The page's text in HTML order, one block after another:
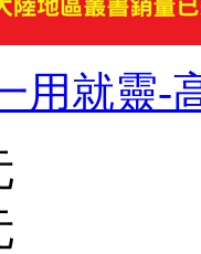
用就靈-